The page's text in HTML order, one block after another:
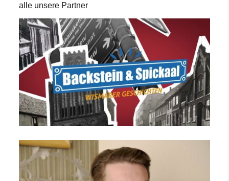
alle unsere Partner